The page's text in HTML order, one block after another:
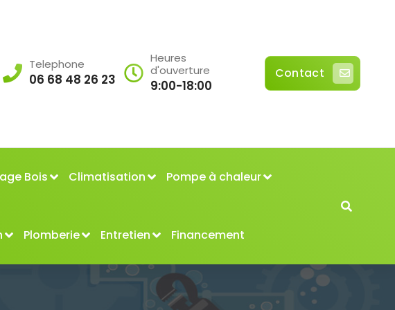
Telephone
06 68 48 26 23
Heures
d'ouverture
9:00-18:00
Contact
Bois Climatisation Pompe à chaleur
Plomberie Entretien Financement